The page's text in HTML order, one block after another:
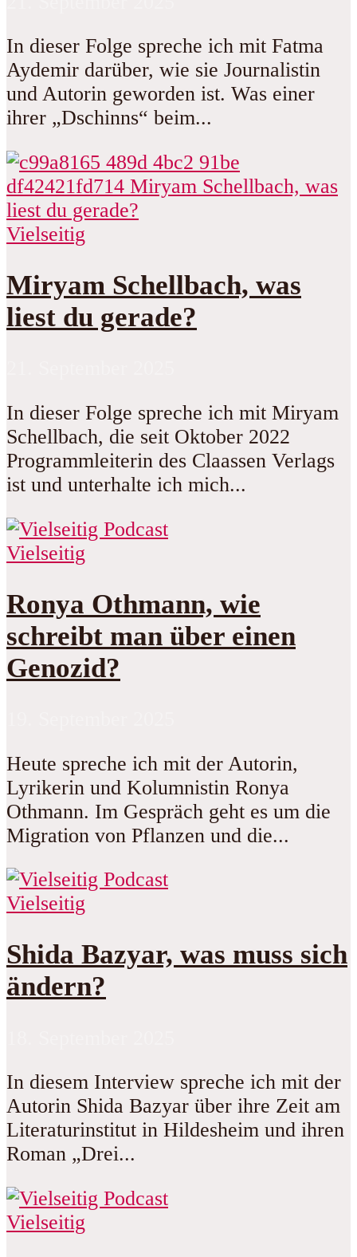
In dieser Folge spreche ich mit Fatma
Aydemir darüber, wie sie Journalistin
und Autorin geworden ist. Was einer
ihrer „Dschinns“ beim...
Vielseitig
Miryam Schellbach, was
liest du gerade?
In dieser Folge spreche ich mit Miryam
Schellbach, die seit Oktober 2022
Programmleiterin des Claassen Verlags
ist und unterhalte ich mich...
Vielseitig
Ronya Othmann, wie
schreibt man über einen
Genozid?
Heute spreche ich mit der Autorin,
Lyrikerin und Kolumnistin Ronya
Othmann. Im Gespräch geht es um die
Migration von Pflanzen und die...
Vielseitig
Shida Bazyar, was muss sich
ändern?
In diesem Interview spreche ich mit der
Autorin Shida Bazyar über ihre Zeit am
Literaturinstitut in Hildesheim und ihren
Roman „Drei...
Vielseitig